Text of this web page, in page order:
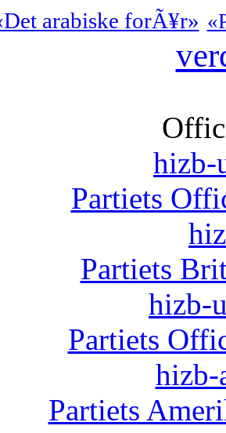
arabiske forÃ¥r»
hizb-
Partiets
Partiets
hizb-
Partiets
hizb-
Partiets